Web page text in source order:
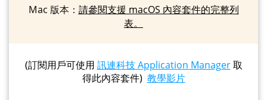
Mac 版本： 請參閱支援 macOS 內容套件的完整列
表。
(訂閱用戶可使用 訊連科技 Application Manager取
得此內容套件) 教學影片